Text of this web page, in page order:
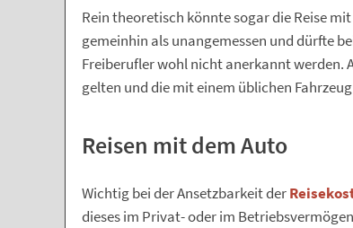
Rein theoretisch könnte sogar die Reise
gemeinhin als unangemessen und dürfte
Freiberufler wohl nicht anerkannt werden.
gelten und die mit einem üblichen
Reisen mit dem Auto
Wichtig bei der Ansetzbarkeit der
dieses im Privat- oder im